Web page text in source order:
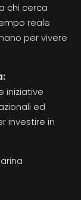
chi cerca
reale
per vivere
iniziative
ed
investire in